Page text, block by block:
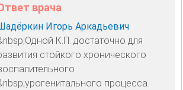
врача
Игорь Аркадьевич
К.П. достаточно для
стойкого хронического
процесса.